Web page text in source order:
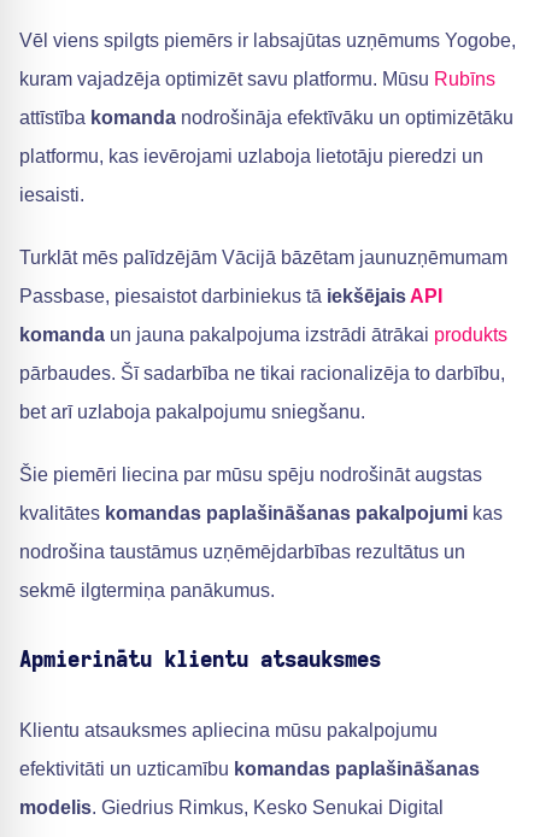
Vēl viens spilgts piemērs ir labsajūtas uzņēmums Yogobe,
kuram vajadzēja optimizēt savu platformu. Mūsu Rubīns
attīstība komanda nodrošināja efektīvāku un optimizētāku
platformu, kas ievērojami uzlaboja lietotāju pieredzi un
iesaisti.
Turklāt mēs palīdzējām Vācijā bāzētam jaunuzņēmumam
Passbase, piesaistot darbiniekus tā iekšējaisAPI
komanda un jauna pakalpojuma izstrādi ātrākai produkts
pārbaudes. Šī sadarbība ne tikai racionalizēja to darbību,
bet arī uzlaboja pakalpojumu sniegšanu.
Šie piemēri liecina par mūsu spēju nodrošināt augstas
kvalitātes komandas paplašināšanas pakalpojumi kas
nodrošina taustāmus uzņēmējdarbības rezultātus un
sekmē ilgtermiņa panākumus.
Apmierinātu klientu atsauksmes
Klientu atsauksmes apliecina mūsu pakalpojumu
efektivitāti un uzticamību komandas paplašināšanas
modelis. Giedrius Rimkus, Kesko Senukai Digital